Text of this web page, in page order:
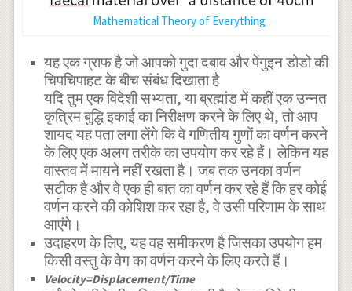
Mathematical Theory of Everything
यह एक ग्राफ है जो आपको गुदा दबाव और पेंगुइन डोडो की
चिपचिपाहट के बीच संबंध दिखाता है
यदि तुम एक विदेशी सभ्यता, या ब्रह्मांड में कहीं एक उन्नत
कृत्रिम बुद्धि इकाई का निरीक्षण करने के लिए थे, तो आप
शायद यह पता लगा लेंगे कि वे गणितीय गुणों का वर्णन करने
के लिए एक अलग तरीके का उपयोग कर रहे हैं। लेकिन यह
वास्तव में मायने नहीं रखता है। जब तक उनका वर्णन
सटीक है और वे एक ही बात का वर्णन कर रहे हैं कि हर कोई
वर्णन करने की कोशिश कर रहा है, वे उसी परिणाम के साथ
आएंगे।
उदाहरण के लिए, यह वह समीकरण है जिसका उपयोग हम
किसी वस्तु के वेग का वर्णन करने के लिए करते हैं।
Velocity=Displacement/Time